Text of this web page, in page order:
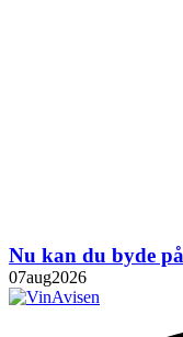
Nu kan du byde
07aug2026